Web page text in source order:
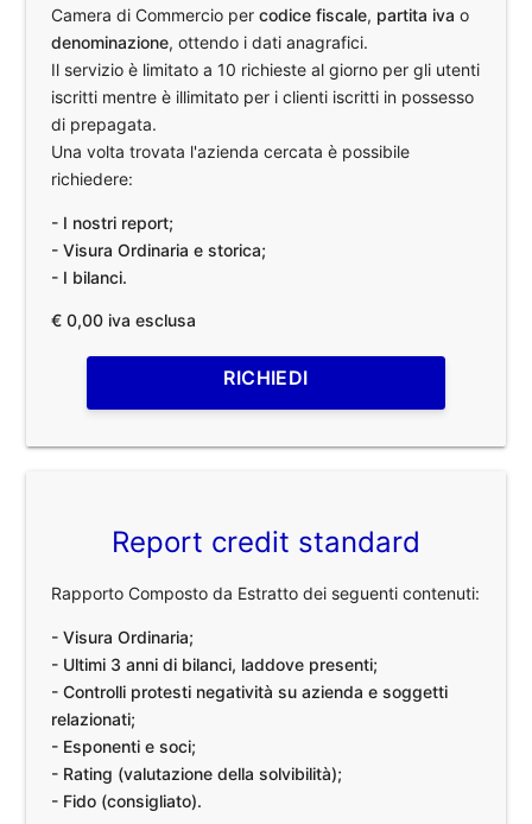
Camera di Commercio percodice fiscale, partita iva o
denominazione, ottendo i dati anagrafici.
Il servizio è limitato a 10 richieste al giorno per gli utenti
iscritti mentre è illimitato per i clienti iscritti in possesso
di prepagata.
Una volta trovata l'azienda cercata è possibile
richiedere:
- I nostri report;
- Visura Ordinaria e storica;
- I bilanci.
€ 0,00 iva esclusa
RICHIEDI
Report credit standard
Rapporto Composto da Estratto dei seguenti contenuti:
- Visura Ordinaria;
- Ultimi 3 anni di bilanci, laddove presenti;
- Controlli protesti negatività su azienda e soggetti
relazionati;
- Esponenti e soci;
- Rating (valutazione della solvibilità);
- Fido (consigliato).